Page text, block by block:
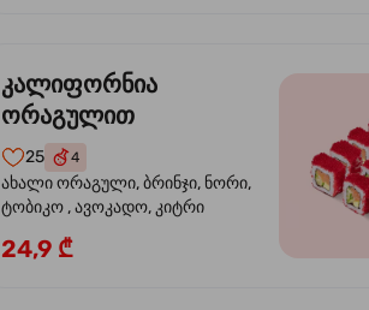
კალიფორნია
ორაგულით
25 4
ახალი ორაგული, ბრინჯი, ნორი,
ტობიკო , ავოკადო, კიტრი
24,9 ₾